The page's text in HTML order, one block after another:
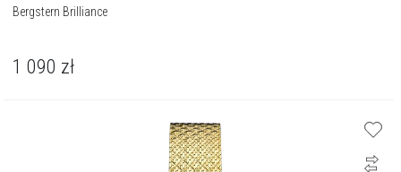
Bergstern Brilliance
1 090 zł